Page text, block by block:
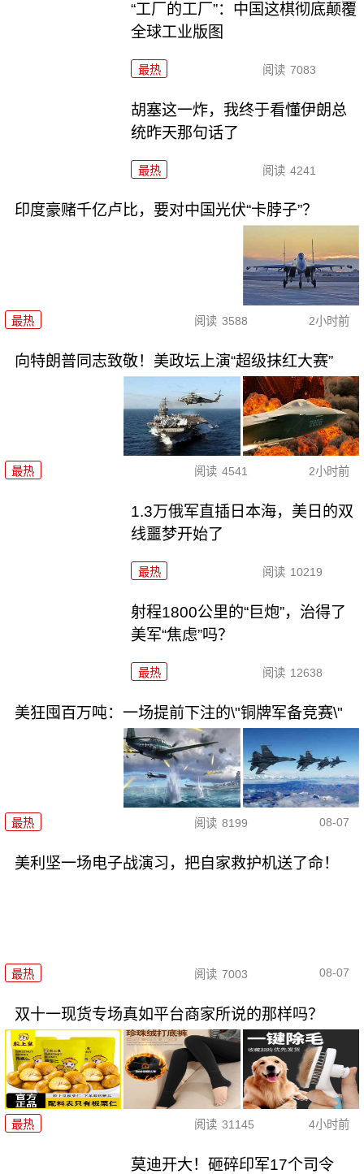
“工厂的工厂”：中国这棋彻底颠覆
全球工业版图
最热 阅读 7083
胡塞这一炸，我终于看懂伊朗总
统昨天那句话了
最热 阅读 4241
印度豪赌千亿卢比，要对中国光伏“卡脖子”？
最热 阅读 3588 2小时前
向特朗普同志致敬！美政坛上演“超级抹红大赛”
最热 阅读 4541 2小时前
1.3万俄军直插日本海，美日的双
线噩梦开始了
最热 阅读 10219
射程1800公里的“巨炮”，治得了
美军“焦虑”吗？
最热 阅读 12638
美狂囤百万吨：一场提前下注的\"铜牌军备竞赛\"
最热 阅读 8199 08-07
美利坚一场电子战演习，把自家救护机送了命！
最热 阅读 7003 08-07
双十一现货专场真如平台商家所说的那样吗？
最热 阅读 31145 4小时前
莫迪开大！砸碎印军17个司令